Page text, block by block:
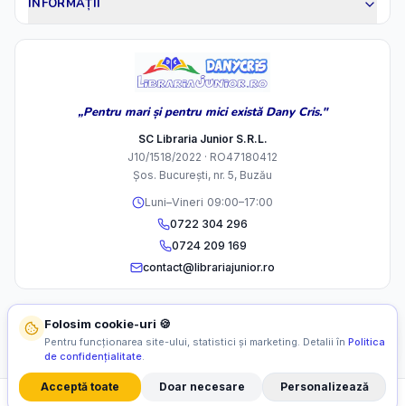
INFORMAȚII
„Pentru mari și pentru mici există Dany Cris."
SC Libraria Junior S.R.L.
J10/1518/2022 · RO47180412
Șos. București, nr. 5, Buzău
Luni–Vineri 09:00–17:00
0722 304 296
0724 209 169
contact@librariajunior.ro
©2026SC Libraria Junior S.R.L. Toate drepturile rezervate.
Folosim cookie-uri 🍪
Pentru funcționarea site-ului, statistici și marketing. Detalii în Politica
de confidențialitate.
Acceptă toate Doar necesare Personalizează